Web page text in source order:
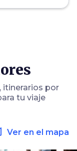
itinerarios por
tu viaje
Ver en el mapa